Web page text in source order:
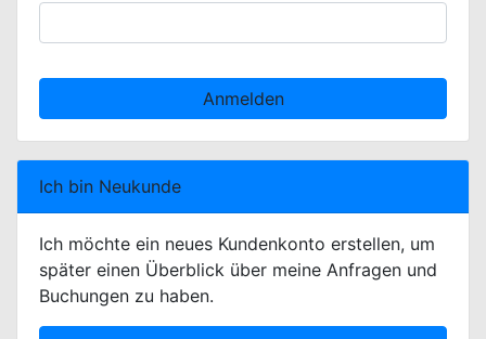
Anmelden
Ich bin Neukunde
Ich möchte ein neues Kundenkonto erstellen, um
später einen Überblick über meine Anfragen und
Buchungen zu haben.